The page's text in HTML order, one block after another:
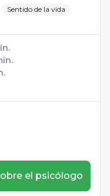
Sentido de la vida
el psicólogo